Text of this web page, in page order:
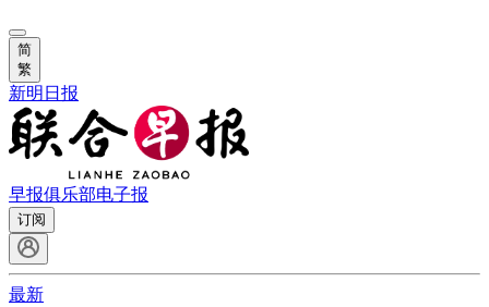
简
繁
新明日报
早报俱乐部电子报
订阅
最新